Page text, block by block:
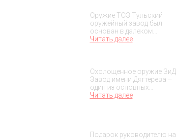
Оружие ТОЗ Тульский
оружейный завод был
основан в далеком…
Читать далее
Охолощенное оружие ЗиД
Завод имени Дягтерева –
один из основных…
Читать далее
Подарок руководителю на